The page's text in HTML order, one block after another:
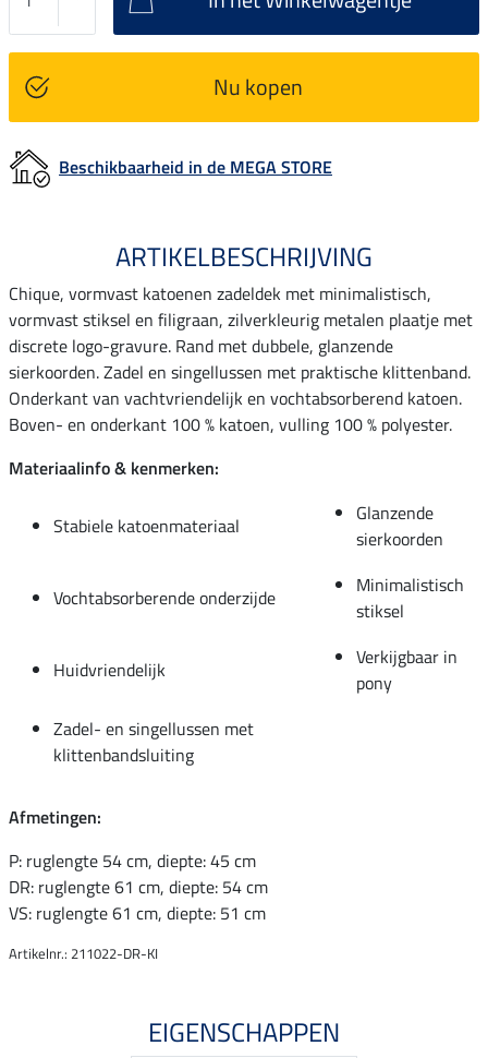
Nu kopen
Beschikbaarheid in de MEGA STORE
ARTIKELBESCHRIJVING
Chique, vormvast katoenen zadeldek met minimalistisch,
vormvast stiksel en filigraan, zilverkleurig metalen plaatje met
discrete logo-gravure. Rand met dubbele, glanzende
sierkoorden. Zadel en singellussen met praktische klittenband.
Onderkant van vachtvriendelijk en vochtabsorberend katoen.
Boven- en onderkant 100 % katoen, vulling 100 % polyester.
Materiaalinfo & kenmerken:
Stabiele katoenmateriaal
Glanzende
sierkoorden
Vochtabsorberende onderzijde
Minimalistisch
stiksel
Huidvriendelijk
Verkijgbaar in
pony
Zadel- en singellussen met
klittenbandsluiting
Afmetingen:
P: ruglengte 54 cm, diepte: 45 cm
DR: ruglengte 61 cm, diepte: 54 cm
VS: ruglengte 61 cm, diepte: 51 cm
Artikelnr.: 211022-DR-KI
EIGENSCHAPPEN